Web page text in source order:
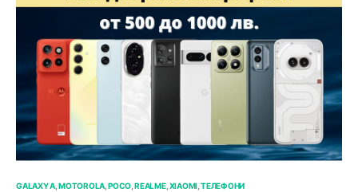
GALAXY A MOTOROLA POCO REALME XIAOMI ТЕЛЕФОНИ